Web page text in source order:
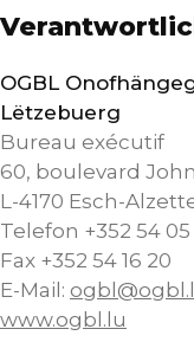
OGBL
Lëtzebuerg
Bureau exécutif
60, boulevard
L-4170 Esch-
Telefon +352 54 05
Fax +352 54 16 20
E-Mail:
www.ogbl.lu